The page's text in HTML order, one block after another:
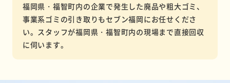
福岡県・福智町内の企業で発生した廃品や粗大ゴミ、
事業系ゴミの引き取りもセブン福岡にお任せくださ
い。スタッフが福岡県・福智町内の現場まで直接回収
に伺います。